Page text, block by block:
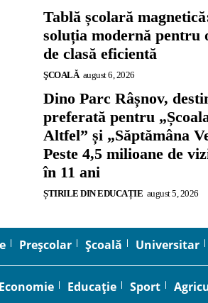
Tablă școlară
soluția modernă pentru
de clasă eficientă
ŞCOALĂ august 6, 2026
Dino Parc Râșnov,
preferată pentru
Altfel” și „Săptămâna
Peste 4,5 milioane de
în 11 ani
ȘTIRILE DIN EDUCAȚIE august 5, 2026
Preșcolar Școală Universitar
Economie Educație Sport